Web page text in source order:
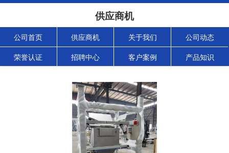
供应商机
公司首页 供应商机 关于我们 公司动态
荣誉认证 招聘中心 客户案例 产品知识